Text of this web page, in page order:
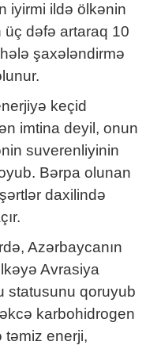
iyirmi ildə ölkənin
üç dəfə artaraq 10
şaxələndirmə
keçid
imtina deyil, onun
suverenliyinin
Bərpa olunan
daxilində
Azərbaycanın
Avrasiya
statusunu qoruyub
karbohidrogen
təmiz enerji,